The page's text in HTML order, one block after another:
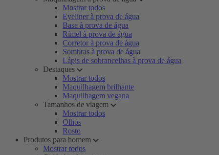
Mostrar todos
Eyeliner à prova de água
Base à prova de água
Rímel à prova de água
Corretor à prova de água
Sombras à prova de água
Lápis de sobrancelhas à prova de água
Destaques
Mostrar todos
Maquilhagem brilhante
Maquilhagem vegana
Tamanhos de viagem
Mostrar todos
Olhos
Rosto
Produtos para homem
Mostrar todos